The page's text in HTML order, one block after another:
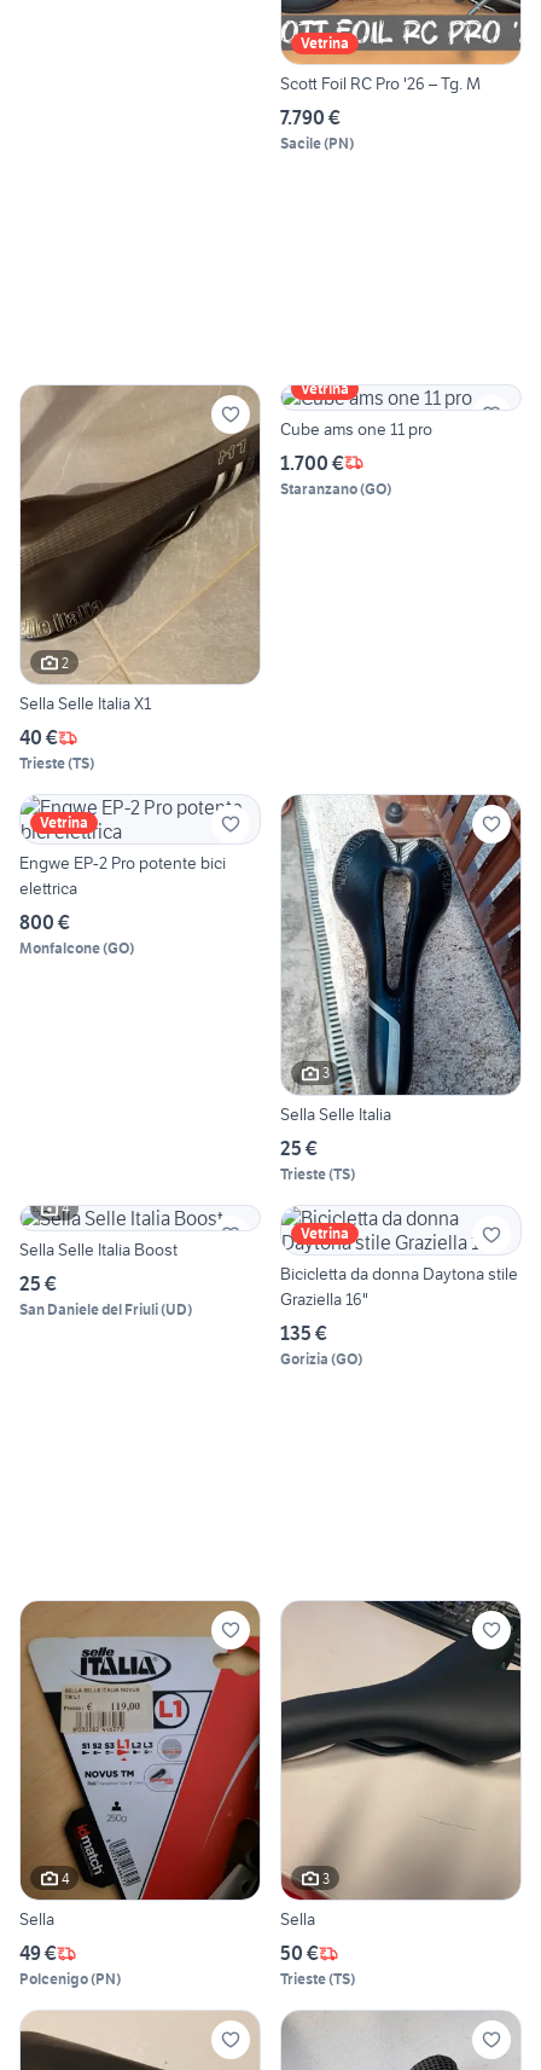
Vetrina
Scott Foil RC Pro '26 – Tg. M
7.790 €
Sacile(PN)
2
Sella Selle Italia X1
40 €
Trieste(TS)
Vetrina
Cube ams one 11 pro
1.700 €
Staranzano(GO)
Vetrina
Engwe EP-2 Pro potente bici
elettrica
800 €
Monfalcone(GO)
3
Sella Selle Italia
25 €
Trieste(TS)
4
Sella Selle Italia Boost
25 €
San Daniele del Friuli(UD)
Vetrina
Bicicletta da donna Daytona stile
Graziella 16"
135 €
Gorizia (GO)
4
Sella
49 €
Polcenigo(PN)
3
Sella
50 €
Trieste(TS)